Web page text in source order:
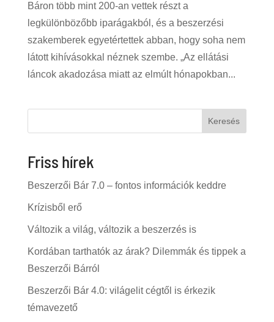
Báron több mint 200-an vettek részt a
legkülönbözőbb iparágakból, és a beszerzési
szakemberek egyetértettek abban, hogy soha nem
látott kihívásokkal néznek szembe. „Az ellátási
láncok akadozása miatt az elmúlt hónapokban...
Keresés
Friss hírek
Beszerzői Bár 7.0 – fontos információk keddre
Krízisből erő
Változik a világ, változik a beszerzés is
Kordában tarthatók az árak? Dilemmák és tippek a
Beszerzői Bárról
Beszerzői Bár 4.0: világelit cégtől is érkezik
témavezető